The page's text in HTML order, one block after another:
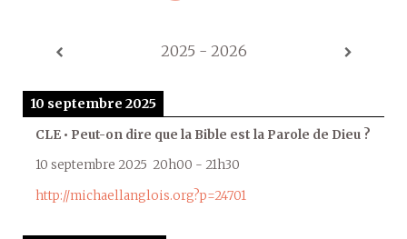
2025 - 2026
10 septembre 2025
CLE • Peut-on dire que la Bible est la Parole de Dieu ?
10 septembre 2025 20h00 - 21h30
http://michaellanglois.org?p=24701